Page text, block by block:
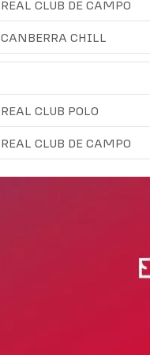
REAL CLUB DE CAMPO
CANBERRA CHILL
REAL CLUB POLO
REAL CLUB DE CAMPO